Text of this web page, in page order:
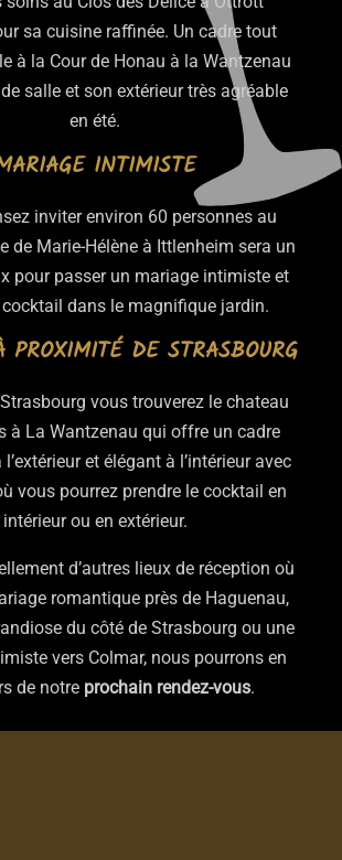
sa cuisine raffinée. Un cadre tout
à la Cour de Honau à la Wantzenau
salle et son extérieur très agréable
en été.
INTIMISTE
inviter environ 60 personnes au
de Marie-Hélène à Ittlenheim sera un
pour passer un mariage intimiste et
cocktail dans le magnifique jardin.
PROXIMITÉ DE STRASBOURG
vous trouverez le chateau
à La Wantzenau qui offre un cadre
et élégant à l’intérieur avec
vous pourrez prendre le cocktail en
intérieur ou en extérieur.
d’autres lieux de réception où
romantique près de Haguenau,
du côté de Strasbourg ou une
vers Colmar, nous pourrons en
de notre prochain rendez-vous.